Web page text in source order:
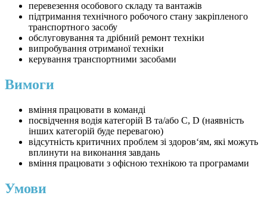
перевезення особового складу та вантажів
підтримання технічного робочого стану закріпленого
транспортного засобу
обслуговування та дрібний ремонт техніки
випробування отриманої техніки
керування транспортними засобами
Вимоги
вміння працювати в команді
посвідчення водія категорій В та/або С, D (наявність
інших категорій буде перевагою)
відсутність критичних проблем зі здоров‘ям, які можуть
вплинути на виконання завдань
вміння працювати з офісною технікою та програмами
Умови